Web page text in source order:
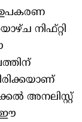
ഉപകരണ
നിഫ്റ്റി
അനലിസ്റ്റ്
ഈ